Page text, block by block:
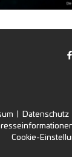
| Datenschutz
Cookie-